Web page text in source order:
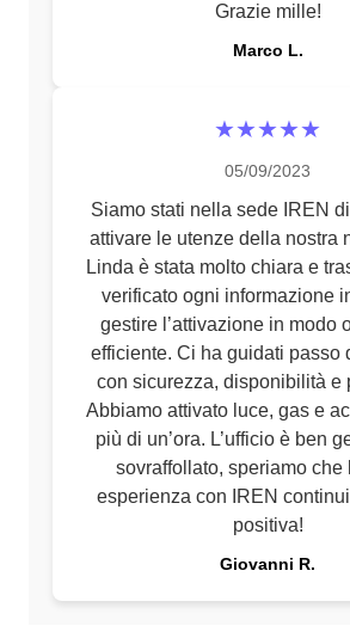
Grazie mille!
Marco L.
★★★★★
05/09/2023
Siamo stati nella sede IREN di
attivare le utenze della nostra
Linda è stata molto chiara e
verificato ogni informazione
gestire l’attivazione in modo
efficiente. Ci ha guidati passo
con sicurezza, disponibilità e
Abbiamo attivato luce, gas e
più di un’ora. L’ufficio è ben
sovraffollato, speriamo che
esperienza con IREN
positiva!
Giovanni R.